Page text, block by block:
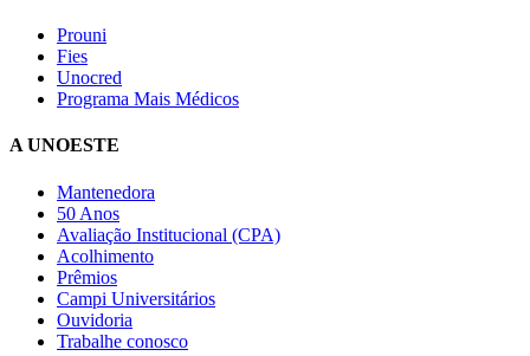
Prouni
Fies
Unocred
Programa Mais Médicos
A UNOESTE
Mantenedora
50 Anos
Avaliação Institucional (CPA)
Acolhimento
Prêmios
Campi Universitários
Ouvidoria
Trabalhe conosco